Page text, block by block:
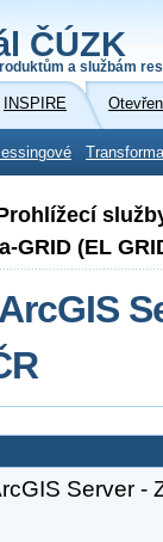
ČÚZK
a službám
INSPIRE
GRID (EL
Server -